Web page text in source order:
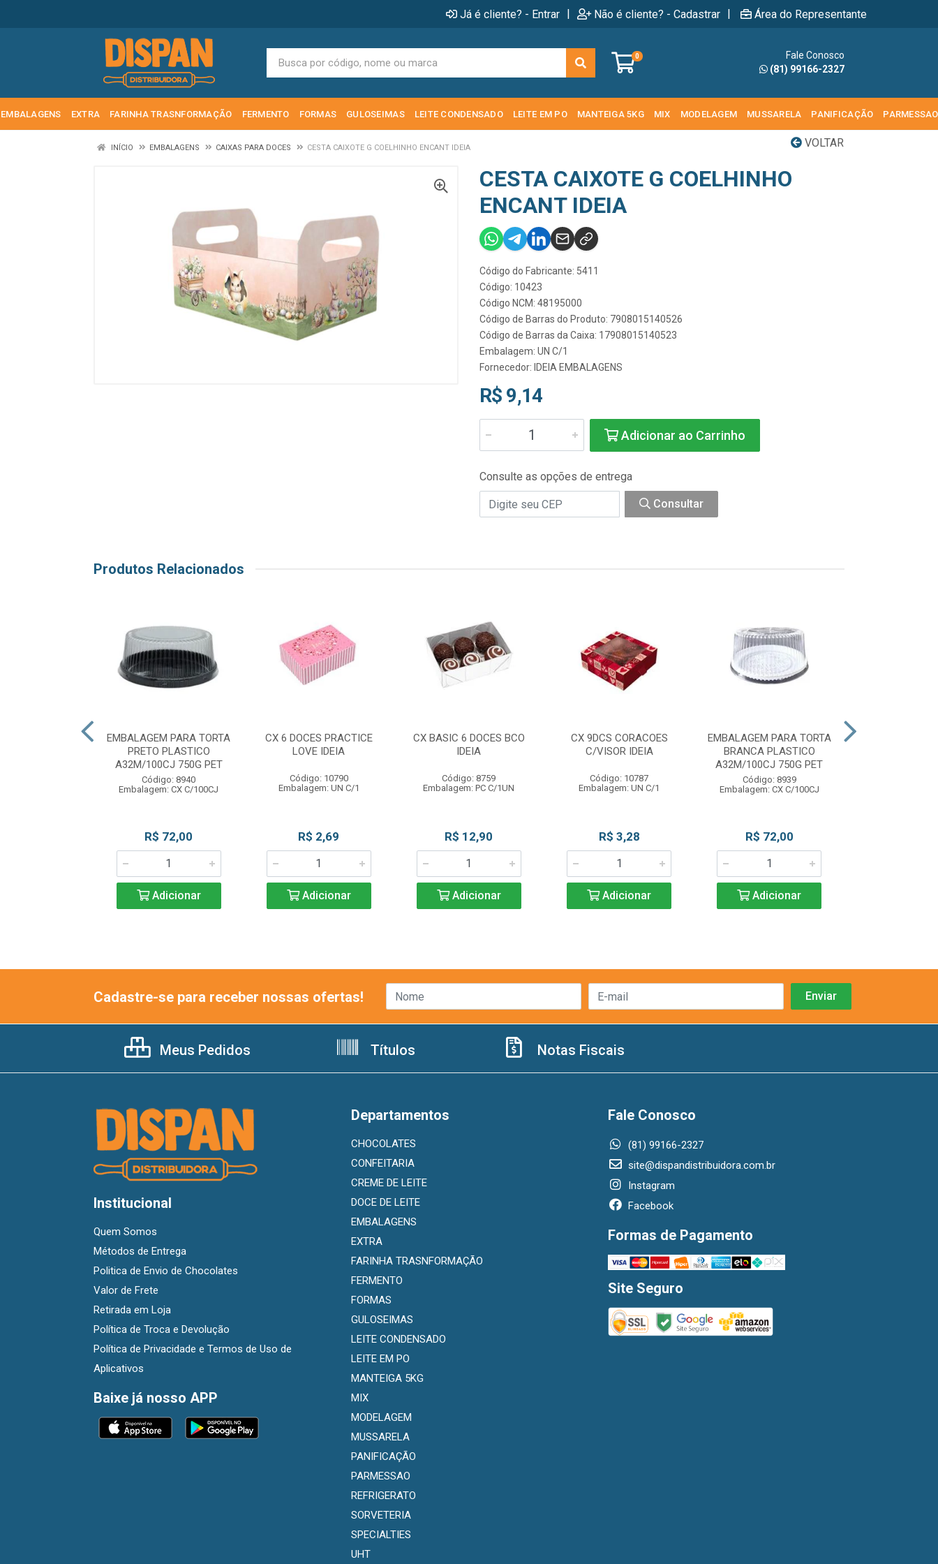
Já é cliente? - Entrar | Não é cliente? - Cadastrar | Área do Representante
0
Fale Conosco
(81) 99166-2327
EMBALAGENS EXTRA FARINHA TRASNFORMAÇÃO FERMENTO FORMAS GULOSEIMAS LEITE CONDENSADO LEITE EM PO MANTEIGA 5KG MIX MODELAGEM MUSSARELA PANIFICAÇÃO PARMESSAO
VOLTAR
INÍCIO EMBALAGENS CAIXAS PARA DOCES CESTA CAIXOTE G COELHINHO ENCANT IDEIA
CESTA CAIXOTE G COELHINHO
ENCANT IDEIA
Código do Fabricante: 5411
Código: 10423
Código NCM: 48195000
Código de Barras do Produto: 7908015140526
Código de Barras da Caixa: 17908015140523
Embalagem: UN C/1
Fornecedor: IDEIA EMBALAGENS
R$ 9,14
Adicionar ao Carrinho
Consulte as opções de entrega
Consultar
Produtos Relacionados
EMBALAGEM PARA TORTA
PRETO PLASTICO
A32M/100CJ 750G PET
Código: 8940
Embalagem: CX C/100CJ
R$ 72,00
Adicionar
CX 6 DOCES PRACTICE
LOVE IDEIA
Código: 10790
Embalagem: UN C/1
R$ 2,69
Adicionar
CX BASIC 6 DOCES BCO
IDEIA
Código: 8759
Embalagem: PC C/1UN
R$ 12,90
Adicionar
CX 9DCS CORACOES
C/VISOR IDEIA
Código: 10787
Embalagem: UN C/1
R$ 3,28
Adicionar
EMBALAGEM PARA TORTA
BRANCA PLASTICO
A32M/100CJ 750G PET
Código: 8939
Embalagem: CX C/100CJ
R$ 72,00
Adicionar
Cadastre-se para receber nossas ofertas!
Meus Pedidos Títulos Notas Fiscais
Institucional
Quem Somos
Métodos de Entrega
Politica de Envio de Chocolates
Valor de Frete
Retirada em Loja
Política de Troca e Devolução
Política de Privacidade e Termos de Uso de
Aplicativos
Baixe já nosso APP
Departamentos
CHOCOLATES
CONFEITARIA
CREME DE LEITE
DOCE DE LEITE
EMBALAGENS
EXTRA
FARINHA TRASNFORMAÇÃO
FERMENTO
FORMAS
GULOSEIMAS
LEITE CONDENSADO
LEITE EM PO
MANTEIGA 5KG
MIX
MODELAGEM
MUSSARELA
PANIFICAÇÃO
PARMESSAO
REFRIGERATO
SORVETERIA
SPECIALTIES
UHT
Fale Conosco
(81) 99166-2327
site@dispandistribuidora.com.br
Instagram
Facebook
Formas de Pagamento
Site Seguro